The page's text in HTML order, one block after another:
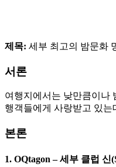
제목: 세부 최고의 밤문화
서론
여행지에서는 낮만큼이나
행객들에게 사랑받고 있
본론
1. OQtagon – 세부 클럽 신